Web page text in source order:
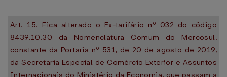
Art. 15. Fica alterado o Ex-tarifário nº 032 do código
8439.10.30 da Nomenclatura Comum do Mercosul,
constante da Portaria nº 531, de 20 de agosto de 2019,
da Secretaria Especial de Comércio Exterior e Assuntos
Internacionais do Ministério da Economia, que passam a